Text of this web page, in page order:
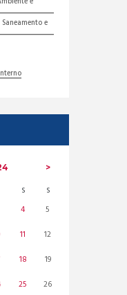
e
S S
4
5
11
12
18
19
25 26